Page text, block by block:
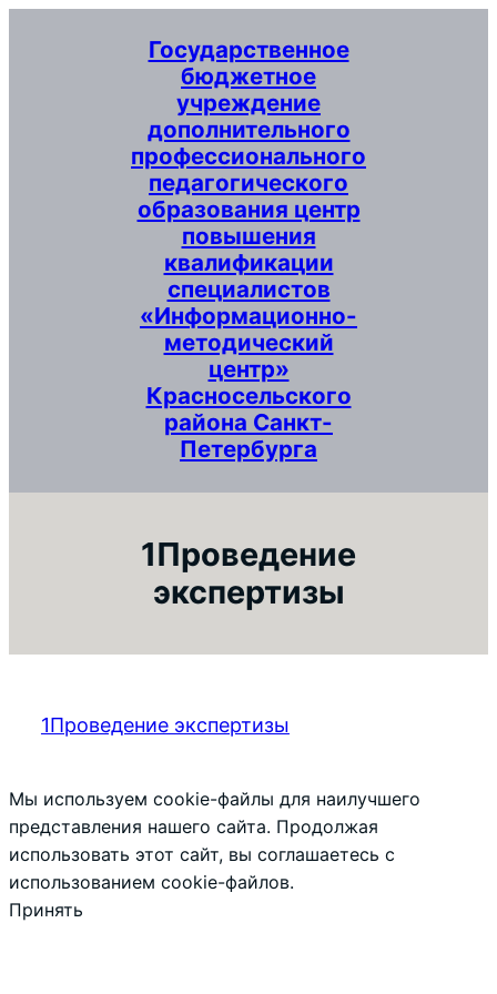
Государственное
бюджетное
учреждение
дополнительного
профессионального
педагогического
образования центр
повышения
квалификации
специалистов
«Информационно-
методический
центр»
Красносельского
района Санкт-
Петербурга
1Проведение
экспертизы
1Проведение экспертизы
Мы используем cookie-файлы для наилучшего
представления нашего сайта. Продолжая
использовать этот сайт, вы соглашаетесь с
использованием cookie-файлов.
Принять